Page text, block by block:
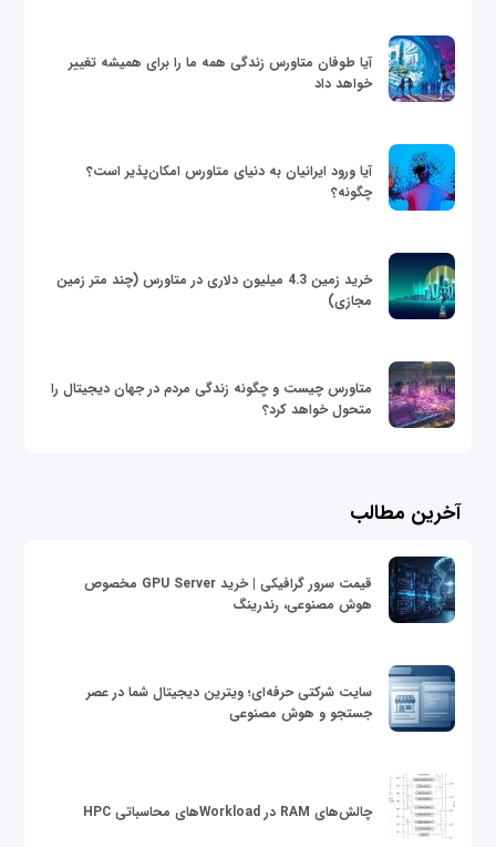
آیا طوفان متاورس زندگی همه ما را برای همیشه تغییر
خواهد داد
آیا ورود ایرانیان به دنیای متاورس امکان‌پذیر است؟
چگونه؟
خرید زمین 4.3 میلیون دلاری در متاورس (چند متر زمین
مجازی)
متاورس چیست و چگونه زندگی مردم در جهان دیجیتال را
متحول خواهد کرد؟
آخرین مطالب
قیمت سرور گرافیکی | خرید GPU Server مخصوص
هوش مصنوعی، رندرینگ
سایت شرکتی حرفه‌ای؛ ویترین دیجیتال شما در عصر
جستجو و هوش مصنوعی
چالش‌های RAM در Workloadهای محاسباتی HPC